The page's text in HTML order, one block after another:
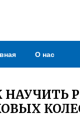
О нас
НАУЧИТЬ